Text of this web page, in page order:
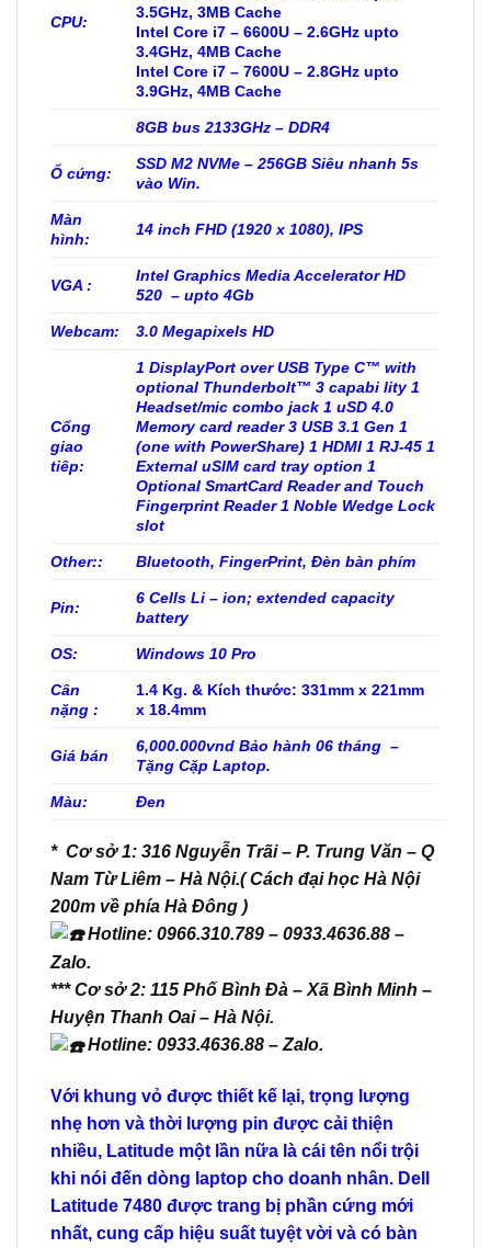
CPU:
3.5GHz, 3MB Cache
Intel Core i7 – 6600U – 2.6GHz upto
3.4GHz, 4MB Cache
Intel Core i7 – 7600U – 2.8GHz upto
3.9GHz, 4MB Cache
8GB bus 2133GHz – DDR4
Ổ cứng:
SSD M2 NVMe – 256GB Siêu nhanh 5s
vào Win.
Màn
hình:
14 inch FHD (1920 x 1080), IPS
VGA :
Intel Graphics Media Accelerator HD
520 – upto 4Gb
Webcam: 3.0 Megapixels HD
Cổng
giao
tiêp:
1 DisplayPort over USB Type C™ with
optional Thunderbolt™ 3 capabi lity 1
Headset/mic combo jack 1 uSD 4.0
Memory card reader 3 USB 3.1 Gen 1
(one with PowerShare) 1 HDMI 1 RJ-45 1
External uSIM card tray option 1
Optional SmartCard Reader and Touch
Fingerprint Reader 1 Noble Wedge Lock
slot
Other:: Bluetooth, FingerPrint, Đèn bàn phím
Pin:
6 Cells Li – ion; extended capacity
battery
OS: Windows 10 Pro
Cân
nặng :
1.4 Kg. & Kích thước: 331mm x 221mm
x 18.4mm
Giá bán
6,000.000vnd Bảo hành 06 tháng –
Tặng Cặp Laptop.
Màu: Đen
* Cơ sở 1: 316 Nguyễn Trãi – P. Trung Văn – Q
Nam Từ Liêm – Hà Nội.( Cách đại học Hà Nội
200m về phía Hà Đông )
Hotline: 0966.310.789 – 0933.4636.88 –
Zalo.
*** Cơ sở 2: 115 Phố Bình Đà – Xã Bình Minh –
Huyện Thanh Oai – Hà Nội.
Hotline: 0933.4636.88 – Zalo.
Với khung vỏ được thiết kế lại, trọng lượng
nhẹ hơn và thời lượng pin được cải thiện
nhiều, Latitude một lần nữa là cái tên nổi trội
khi nói đến dòng laptop cho doanh nhân. Dell
Latitude 7480 được trang bị phần cứng mới
nhất, cung cấp hiệu suất tuyệt vời và có bàn